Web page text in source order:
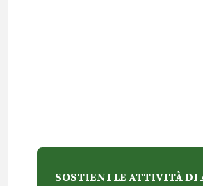
SOSTIENI LE ATTIVITÀ DI